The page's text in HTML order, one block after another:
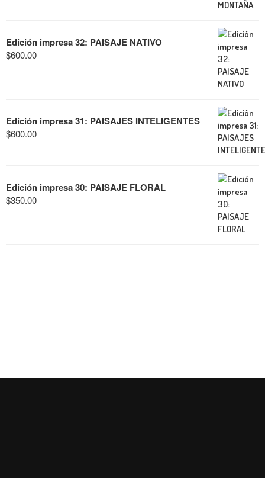
Edición impresa 32: PAISAJE NATIVO
$600.00
Edición impresa 31: PAISAJES INTELIGENTES
$600.00
Edición impresa 30: PAISAJE FLORAL
$350.00